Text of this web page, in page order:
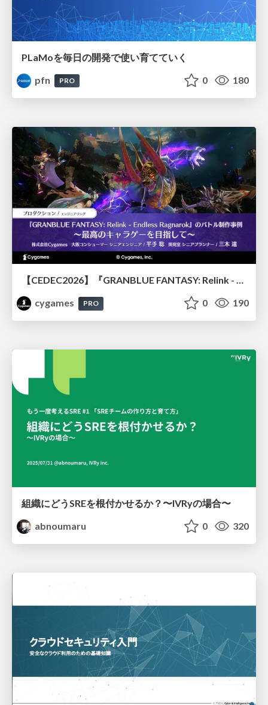
PLaMoを毎日の開発で使い育てていく
pfn
PRO 0 180
【CEDEC2026】『GRANBLUE FANTASY: Relink - Endless Ragnarok』のバトル制作事例 ～最高のキャラゲーを目指して～
cygames
PRO 0 190
組織にどうSREを根付かせるか？〜IVRyの場合〜
abnoumaru
0 320